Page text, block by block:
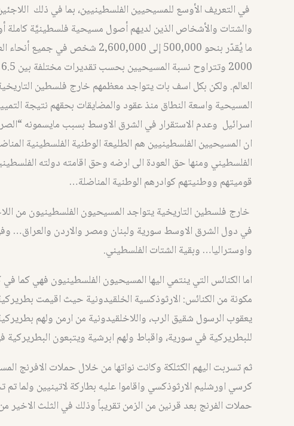
في التعريف الأوسع للمسيحيين الفلسطينيين، بما في ذلك
والشتات والأشخاص الذين لديهم أصول مسيحية فلسطينيَّة كاملة
ما يُقدّر بنحو 500,000 إلى 2,600,000 شخص في
العالم. ولكن بكل اسف بات يتواجد معظمهم خارج فلسطين
المسيحية واسعة النطاق منذ عقود والمضايقات بحقهم نتيجة
اسرائيل وعدم الاستقرار في الشرق الاوسط بسبب مايسمونه
ان المسيحيين الفلسطينيين هم الطليعة الوطنية الفلسطينية
الفلسطيني ومنها حق العودة الى ارضه وحق اقامته دولته
قوميتهم ووطنيتهم كوادرهم الوطنية المناضلة…
خارج فلسطين التاريخية يتواجد المسيحيون الفلسطينيون من
في دول الشرق الاوسط سورية ولبنان ومصر والاردن والعراق…
واوستراليا… وبقية الشتات الفلسطيني.
اما الكنائس التي ينتمي اليها المسيحيون الفلسطينيون فهي كما
مكونة من الكنائس: الارثوذكسية الخلقيدونية حيث اقيمت
يعقوب الرسول شقيق الرب، واللاخلقيدونية من ارمن ولهم
للبطريركية في سورية، واقباط ولهم ابرشية ويتبعون
ثم تسربت اليهم الكثلكة وكانت نواتها من خلال حملات الافرنج
كرسي اورشليم الارثوذكسي واقاموا عليه بطاركة لاتينيين ولما
حملات الفرنج بعد قرنين من الزمن تقريباً وذلك في الثلث الاخير من